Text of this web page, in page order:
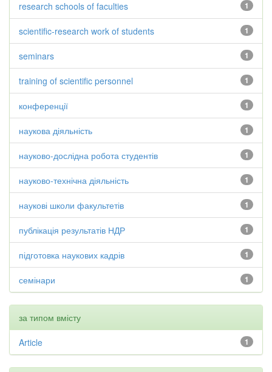
1
research schools of faculties
1
scientific-research work of students
1
seminars
1
training of scientific personnel
1
конференції
1
наукова діяльність
1
науково-дослідна робота студентів
1
науково-технічна діяльність
1
наукові школи факультетів
1
публікація результатів НДР
1
підготовка наукових кадрів
1
семінари
за типом вмісту
1
Article